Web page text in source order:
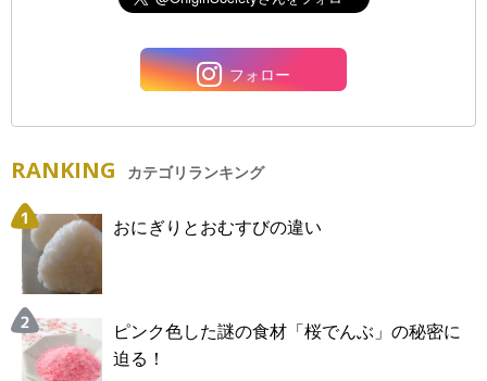
フォロー
RANKING カテゴリランキング
おにぎりとおむすびの違い
ピンク色した謎の食材「桜でんぶ」の秘密に
迫る！